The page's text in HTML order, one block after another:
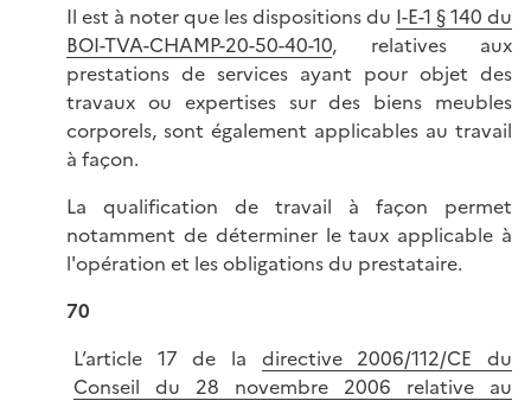
Il est à noter que les dispositions du I-E-1 § 140 du
BOI-TVA-CHAMP-20-50-40-10, relatives aux
prestations de services ayant pour objet des
travaux ou expertises sur des biens meubles
corporels, sont également applicables au travail
à façon.
La qualification de travail à façon permet
notamment de déterminer le taux applicable à
l'opération et les obligations du prestataire.
70
L’article 17 de la directive 2006/112/CE du
Conseil du 28 novembre 2006 relative au